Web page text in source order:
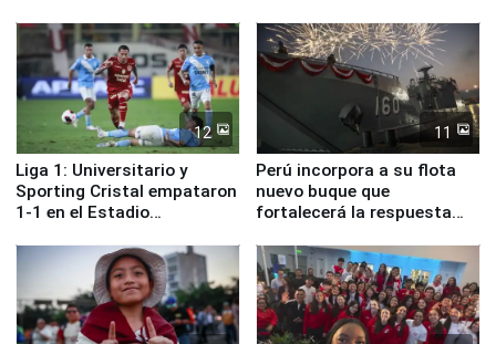
12
Liga 1: Universitario y
Sporting Cristal empataron
1-1 en el Estadio
11
Perú incorpora a su flota
nuevo buque que
fortalecerá la respuesta